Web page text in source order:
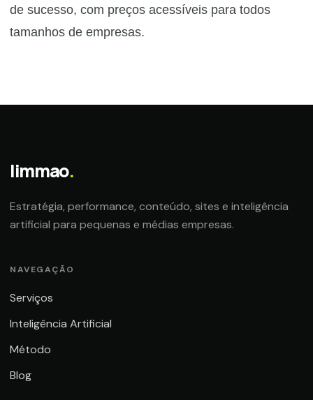
de sucesso, com preços acessíveis para todos
tamanhos de empresas.
limmao.
Estratégia, performance, conteúdo, sites e inteligência
artificial para pequenas e médias empresas.
NAVEGAÇÃO
Serviços
Inteligência Artificial
Método
Blog